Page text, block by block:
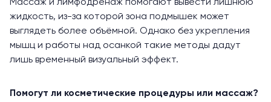
Массаж и лимфодренаж помогают вывести лишнюю
жидкость, из-за которой зона подмышек может
выглядеть более объёмной. Однако без укрепления
мышц и работы над осанкой такие методы дадут
лишь временный визуальный эффект.
Помогут ли косметические процедуры или массаж?